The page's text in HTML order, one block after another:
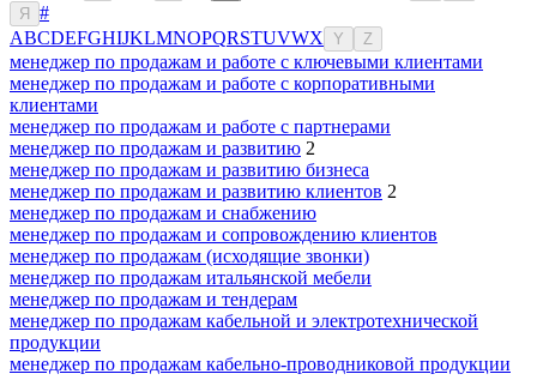
Я
#
ABCDEFGHIJKLMNOPQRSTUVWX Y Z
менеджер по продажам и работе с ключевыми клиентами
менеджер по продажам и работе с корпоративными
клиентами
менеджер по продажам и работе с партнерами
менеджер по продажам и развитию 2
менеджер по продажам и развитию бизнеса
менеджер по продажам и развитию клиентов 2
менеджер по продажам и снабжению
менеджер по продажам и сопровождению клиентов
менеджер по продажам (исходящие звонки)
менеджер по продажам итальянской мебели
менеджер по продажам и тендерам
менеджер по продажам кабельной и электротехнической
продукции
менеджер по продажам кабельно-проводниковой продукции